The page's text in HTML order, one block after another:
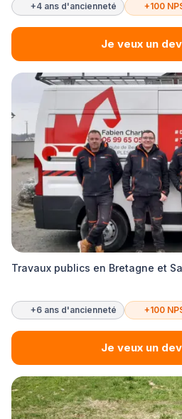
+4 ans d'ancienneté +100
Je veux un
Travaux publics en Bretagne et
+6 ans d'ancienneté +100
Je veux un